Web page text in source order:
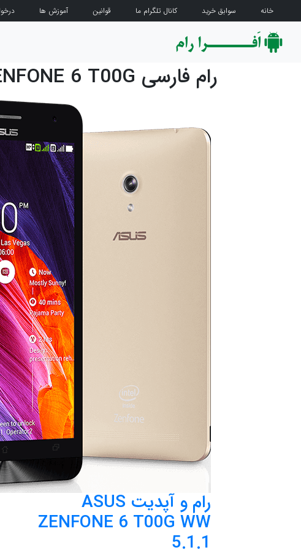
خانه سوابق خرید کانال تلگرام ما قوانین آموزش ها
رام فارسی ASUS ZENFONE 6 T00G
رام و آپدیت ASUS
ZENFONE 6 T00G WW
5.1.1